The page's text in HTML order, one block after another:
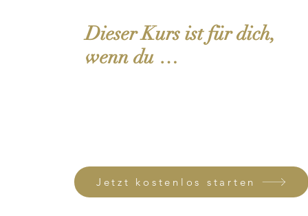
Dieser Kurs ist für dich,
wenn du …
Jetzt kostenlos starten